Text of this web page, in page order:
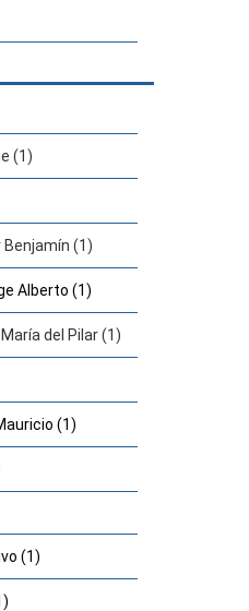
(1)
Benjamín (1)
Alberto (1)
del Pilar (1)
(1)
(1)